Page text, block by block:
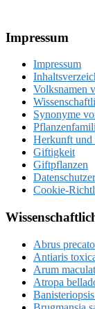
Footer
Impressum
Impressum
Volksnamen
Synonyme
Herkunft und
Giftigkeit
Giftpflanzen
Cookie-
Abrus
Antiaris
Arum
Atropa